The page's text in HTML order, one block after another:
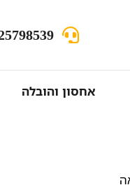
אחסון והובלה